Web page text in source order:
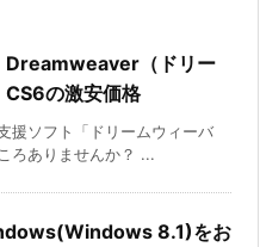
（ドリー
CS6の激安価格
援ソフト「ドリームウィーバ
ろありませんか？ ...
8.1)をお